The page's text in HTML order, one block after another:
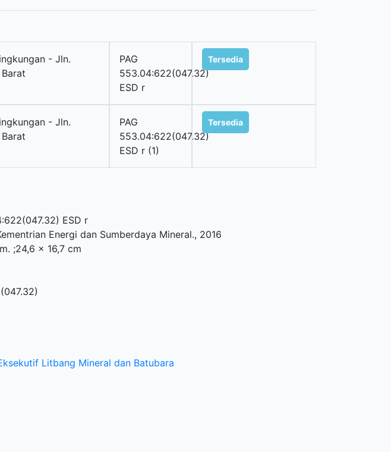
- Jln.
PAG
553.04:622(047.32)
ESD r
Tersedia
- Jln.
PAG
553.04:622(047.32)
ESD r (1)
Tersedia
ESD r
Energi dan Sumberdaya Mineral., 2016
;24,6 x 16,7 cm
Litbang Mineral dan Batubara